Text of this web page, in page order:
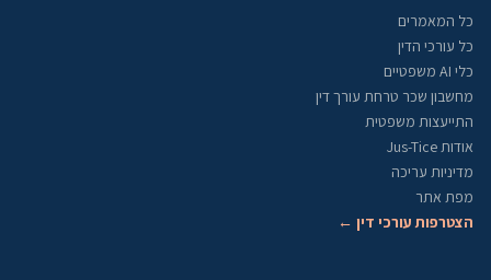
כל המאמרים
כל עורכי הדין
כלי AI משפטיים
מחשבון שכר טרחת עורך דין
התייעצות משפטית
אודות Jus-Tice
מדיניות עריכה
מפת אתר
הצטרפות עורכי דין ←